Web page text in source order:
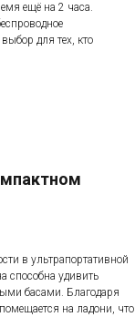
ещё на 2 часа.
для тех, кто
в ультрапортативной
способна удивить
басами. Благодаря
на ладони, что